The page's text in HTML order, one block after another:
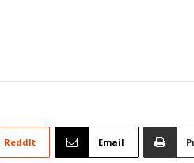
ReddIt Email